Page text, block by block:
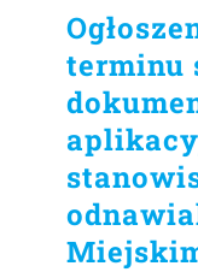
terminu